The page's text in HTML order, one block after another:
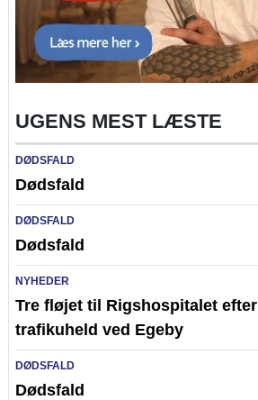
UGENS MEST LÆSTE
DØDSFALD
Dødsfald
DØDSFALD
Dødsfald
NYHEDER
Tre fløjet til Rigshospitalet efter
trafikuheld ved Egeby
DØDSFALD
Dødsfald